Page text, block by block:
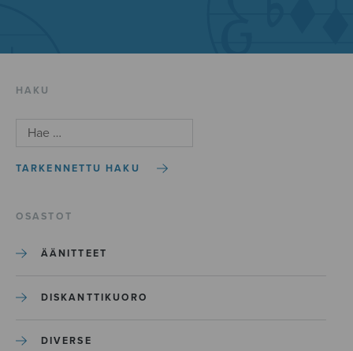
HAKU
TARKENNETTU HAKU
OSASTOT
ÄÄNITTEET
DISKANTTIKUORO
DIVERSE